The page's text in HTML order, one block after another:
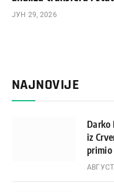
ЈУН 29, 2026
NAJNOVIJE
Darko
iz
primio